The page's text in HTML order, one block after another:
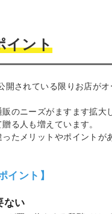
イント
開されている限りお店が
のニーズがますます拡
る人も増えています。
たメリットやポイントが
イント】
ない